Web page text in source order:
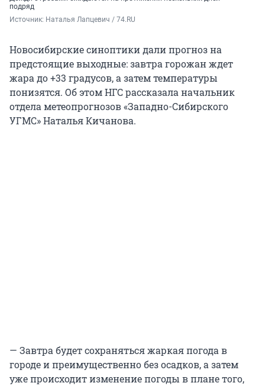
подряд
Источник: Наталья Лапцевич / 74.RU
Новосибирские синоптики дали прогноз на
предстоящие выходные: завтра горожан ждет
жара до +33 градусов, а затем температуры
понизятся. Об этом НГС рассказала начальник
отдела метеопрогнозов «Западно-Сибирского
УГМС» Наталья Кичанова.
— Завтра будет сохраняться жаркая погода в
городе и преимущественно без осадков, а затем
уже происходит изменение погоды в плане того,